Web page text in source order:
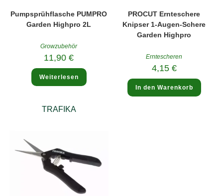
Pumpsprühflasche PUMPRO
Garden Highpro 2L
Growzubehör
11,90€
Weiterlesen
PROCUT Ernteschere
Knipser 1-Augen-Schere
Garden Highpro
Erntescheren
4,15 €
In den Warenkorb
TRAFIKA